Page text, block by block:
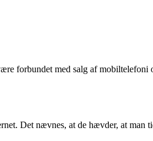
forbundet med salg af
Det nævnes, at de hævder, at